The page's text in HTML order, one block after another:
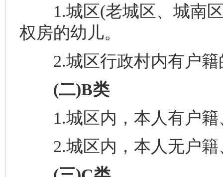
1.城区(老城区、城南区
权房的幼儿。
2.城区行政村内有户籍
(二)B类
1.城区内，本人有户籍
2.城区内，本人无户籍